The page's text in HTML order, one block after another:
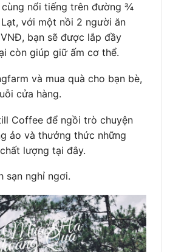
cùng nổi tiếng trên đường ¾
với một nồi 2 người ăn
bạn sẽ được lắp đầy
còn giúp giữ ấm cơ thể.
và mua quà cho bạn bè,
cửa hàng.
Coffee để ngồi trò chuyện
ảo và thưởng thức những
lượng tại đây.
sạn nghỉ ngơi.